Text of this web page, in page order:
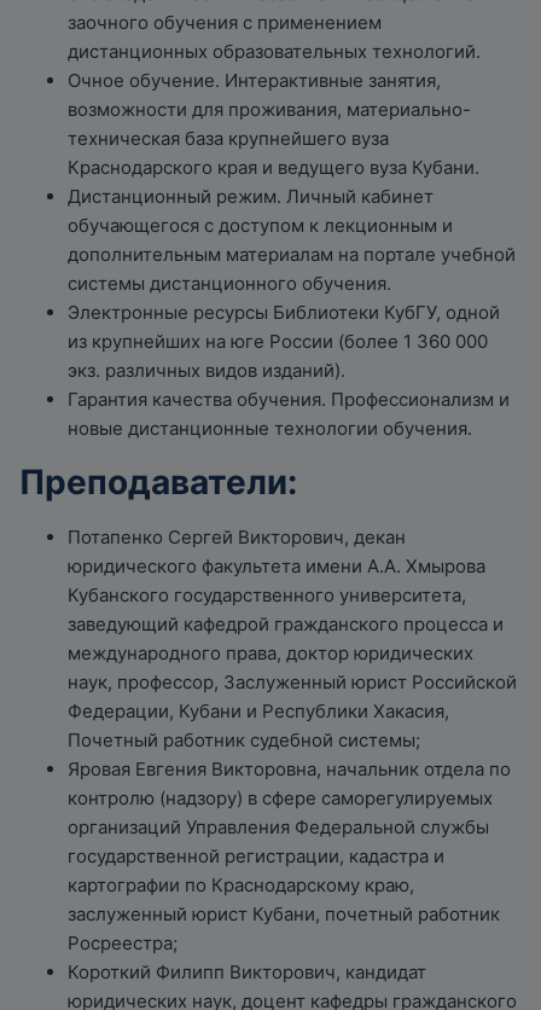
заочного обучения с применением
дистанционных образовательных технологий.
Очное обучение. Интерактивные занятия,
возможности для проживания, материально-
техническая база крупнейшего вуза
Краснодарского края и ведущего вуза Кубани.
Дистанционный режим. Личный кабинет
обучающегося с доступом к лекционным и
дополнительным материалам на портале учебной
системы дистанционного обучения.
Электронные ресурсы Библиотеки КубГУ, одной
из крупнейших на юге России (более 1 360 000
экз. различных видов изданий).
Гарантия качества обучения. Профессионализм и
новые дистанционные технологии обучения.
Преподаватели:
Потапенко Сергей Викторович, декан
юридического факультета имени А.А. Хмырова
Кубанского государственного университета,
заведующий кафедрой гражданского процесса и
международного права, доктор юридических
наук, профессор, Заслуженный юрист Российской
Федерации, Кубани и Республики Хакасия,
Почетный работник судебной системы;
Яровая Евгения Викторовна, начальник отдела по
контролю (надзору) в сфере саморегулируемых
организаций Управления Федеральной службы
государственной регистрации, кадастра и
картографии по Краснодарскому краю,
заслуженный юрист Кубани, почетный работник
Росреестра;
Короткий Филипп Викторович, кандидат
юридических наук, доцент кафедры гражданского